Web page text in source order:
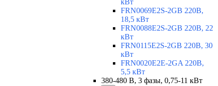
кВт
FRN0069E2S-2GB 220В,
18,5 кВт
FRN0088E2S-2GB 220В, 22
кВт
FRN0115E2S-2GB 220В, 30
кВт
FRN0020E2E-2GA 220В,
5,5 кВт
380-480 В, 3 фазы, 0,75-11 кВт